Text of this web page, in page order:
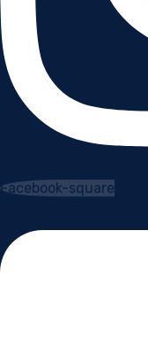
Facebook-square